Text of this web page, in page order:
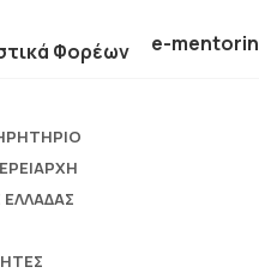
Φορέων e-
ΕΛΛΆΔΑΣ